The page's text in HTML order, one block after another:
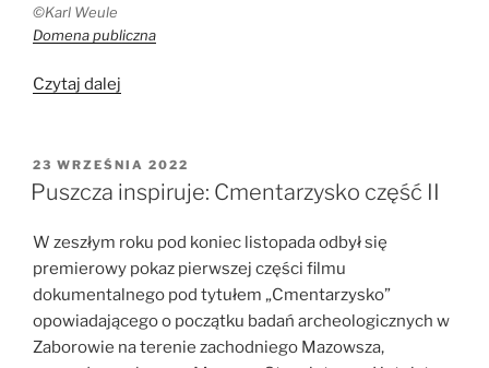
©Karl Weule
Domena publiczna
Czytaj dalej
Symbol
zmiany
OPUBLIKOWANE
W
23 WRZEŚNIA 2022
Puszcza inspiruje: Cmentarzysko część II
W zeszłym roku pod koniec listopada odbył się
premierowy pokaz pierwszej części filmu
dokumentalnego pod tytułem „Cmentarzysko”
opowiadającego o początku badań archeologicznych w
Zaborowie na terenie zachodniego Mazowsza,